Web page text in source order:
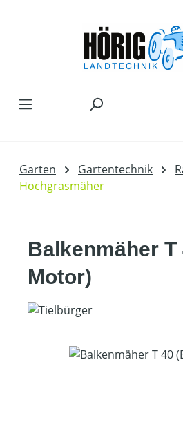
Garten Gartentechnik
Hochgrasmäher
Balkenmäher T
Motor)
Bildergalerie überspringen